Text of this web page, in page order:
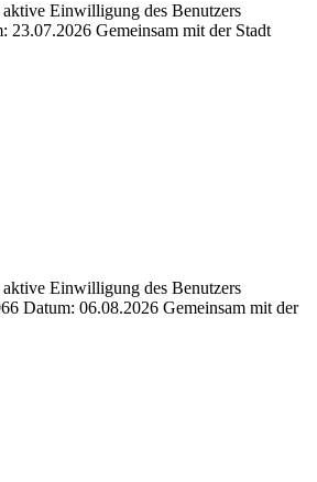
Einwilligung des Benutzers
Gemeinsam mit der Stadt
Einwilligung des Benutzers
Datum: 06.08.2026 Gemeinsam mit der